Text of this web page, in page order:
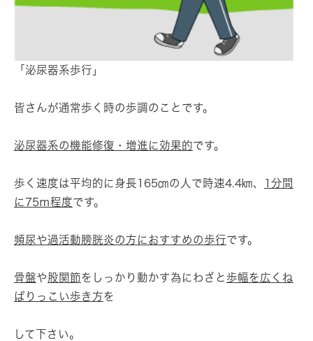
「泌尿器系歩行」
皆さんが通常歩く時の歩調のことです。
泌尿器系の機能修復・増進に効果的です。
歩く速度は平均的に身長165㎝の人で時速4.4㎞、
1分間
に75ｍ程度です。
頻尿や過活動膀胱炎の方におすすめの歩行です。
骨盤や股関節をしっかり動かす為にわざと 歩幅を広くね
ばりっこい歩き方を
して下さい。